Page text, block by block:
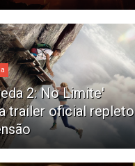
2: No Limite'
trailer oficial repleto